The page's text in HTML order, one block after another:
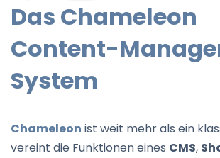
Das Chameleon
Content-
System
Chameleon ist weit mehr als ein
vereint die Funktionen eines CMS,